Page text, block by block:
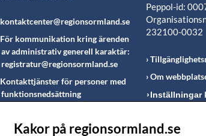
kontaktcenter@regionsormland.se
För kommunikation kring ärenden
av administrativ generell karaktär:
registratur@regionsormland.se
Kontakttjänster för personer med
funktionsnedsättning
inom Region Sörmland
Peppol-id:
232100-0032
Om
Inställningar
Följ oss i
Kakor på regionsormland.se